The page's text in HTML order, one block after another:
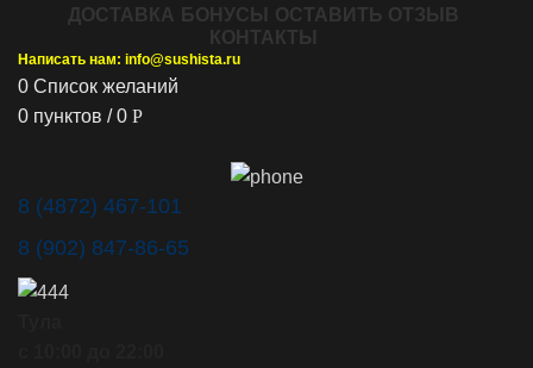
ДОСТАВКА БОНУСЫ
ОСТАВИТЬ ОТЗЫВ
КОНТАКТЫ
Написать нам: info@sushista.ru
0 Список желаний
0 пунктов / 0 Р
8 (4872) 467-101
8 (902) 847-86-65